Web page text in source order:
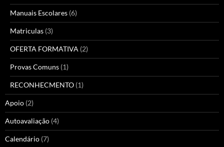
Manuais Escolares (6)
Matriculas (3)
OFERTA FORMATIVA (2)
Provas Comuns (1)
RECONHECMENTO (1)
Apoio (2)
Autoavaliação (4)
Calendário (7)